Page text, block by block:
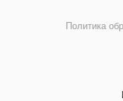
Политика